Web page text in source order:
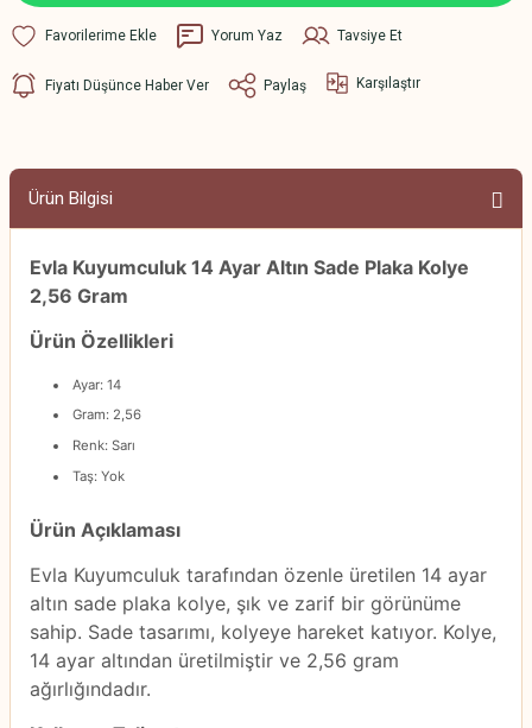
Yorum Yaz Tavsiye Et
Fiyatı Düşünce Haber Ver Paylaş Karşılaştır
Ürün Bilgisi
Evla Kuyumculuk 14 Ayar Altın Sade Plaka Kolye
2,56 Gram
Ürün Özellikleri
Ayar: 14
Gram: 2,56
Renk: Sarı
Taş: Yok
Ürün Açıklaması
Evla Kuyumculuk tarafından özenle üretilen 14 ayar
altın sade plaka kolye, şık ve zarif bir görünüme
sahip. Sade tasarımı, kolyeye hareket katıyor. Kolye,
14 ayar altından üretilmiştir ve 2,56 gram
ağırlığındadır.